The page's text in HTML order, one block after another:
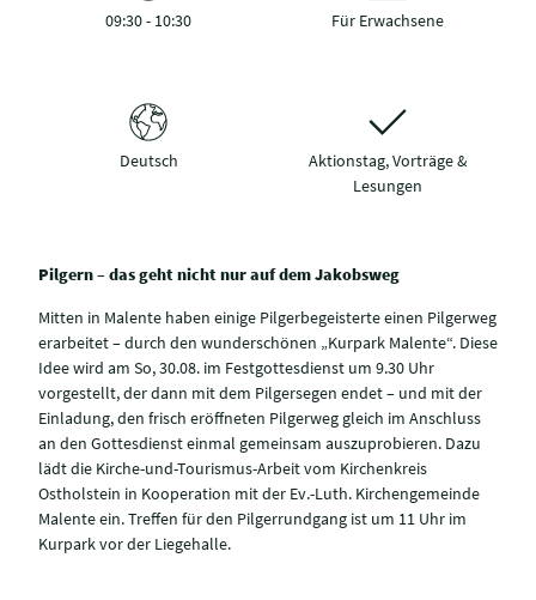
09:30 - 10:30 Für Erwachsene
Deutsch
Aktionstag, Vorträge &
Lesungen
Pilgern – das geht nicht nur auf dem Jakobsweg
Mitten in Malente haben einige Pilgerbegeisterte einen Pilgerweg
erarbeitet – durch den wunderschönen „Kurpark Malente“. Diese
Idee wird am So, 30.08. im Festgottesdienst um 9.30 Uhr
vorgestellt, der dann mit dem Pilgersegen endet – und mit der
Einladung, den frisch eröffneten Pilgerweg gleich im Anschluss
an den Gottesdienst einmal gemeinsam auszuprobieren. Dazu
lädt die Kirche-und-Tourismus-Arbeit vom Kirchenkreis
Ostholstein in Kooperation mit der Ev.-Luth. Kirchengemeinde
Malente ein. Treffen für den Pilgerrundgang ist um 11 Uhr im
Kurpark vor der Liegehalle.